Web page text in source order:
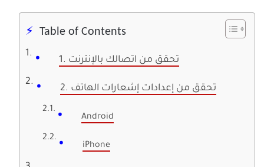
Table of Contents
1. تحقق من اتصالك بالإنترنت
2. تحقق من إعدادات إشعارات الهاتف
Android
iPhone